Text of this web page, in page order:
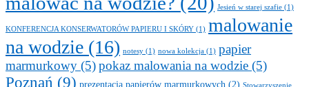
Jesień w starej szafie (1)
KONFERENCJA KONSERWATORÓW PAPIERU I SKÓRY (1) malowanie
na wodzie (16) notesy (1) nowa kolekcja (1) papier
marmurkowy (5)pokaz malowania na wodzie (5)
Poznań (9) prezentacja papierów marmurkowych (2) Stowarzyszenie